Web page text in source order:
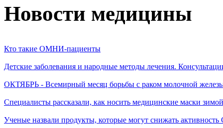
Новости медицины
Кто такие ОМНИ-пациенты
Детские заболевания и народные методы лечения.
ОКТЯБРЬ - Всемирный месяц борьбы с раком молочной
Специалисты рассказали, как носить медицинские маски зимой
Ученые назвали продукты, которые могут снижать